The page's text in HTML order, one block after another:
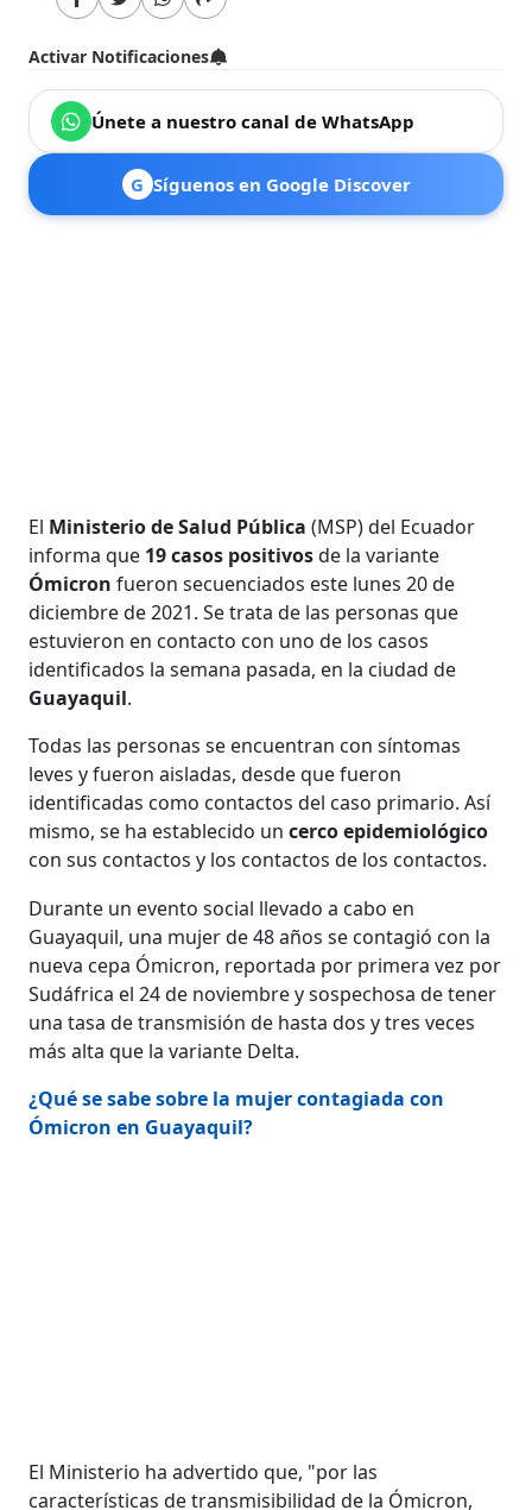
Activar Notificaciones
Únete a nuestro canal de WhatsApp
G Síguenos en Google Discover
El Ministerio de Salud Pública(MSP) del Ecuador
informa que 19 casos positivosde la variante
Ómicronfueron secuenciados este lunes 20 de
diciembre de 2021. Se trata de las personas que
estuvieron en contacto con uno de los casos
identificados la semana pasada, en la ciudad de
Guayaquil.
Todas las personas se encuentran con síntomas
leves y fueron aisladas, desde que fueron
identificadas como contactos del caso primario. Así
mismo, se ha establecido uncerco epidemiológico
con sus contactos y los contactos de los contactos.
Durante un evento social llevado a cabo en
Guayaquil, una mujer de 48 años se contagió con la
nueva cepa Ómicron, reportada por primera vez por
Sudáfrica el 24 de noviembre y sospechosa de tener
una tasa de transmisión de hasta dos y tres veces
más alta que la variante Delta.
¿Qué se sabe sobre la mujer contagiada con
Ómicron en Guayaquil?
El Ministerio ha advertido que, "por las
características de transmisibilidad de la Ómicron,